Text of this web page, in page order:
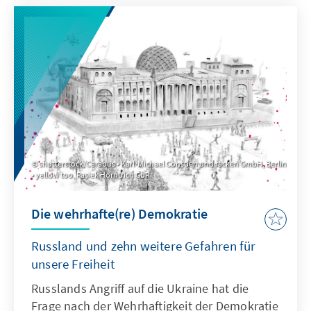
shutterstock/Carabus • Karl-Michael Constien und racken GmbH, Berlin
• yellow too, Pasiek Horntrich GbR
Die wehrhafte(re) Demokratie
Russland und zehn weitere Gefahren für
unsere Freiheit
Russlands Angriff auf die Ukraine hat die
Frage nach der Wehrhaftigkeit der Demokratie